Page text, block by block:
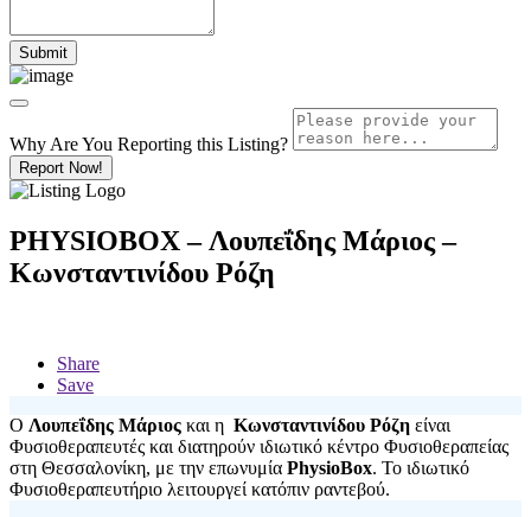
Why Are You Reporting this Listing?
Report Now!
PHYSIOBOX – Λουπεΐδης Μάριος –
Κωνσταντινίδου Ρόζη
Share
Save
Ο Λουπεΐδης Μάριος και η Κωνσταντινίδου Ρόζη είναι
Φυσιοθεραπευτές και διατηρούν ιδιωτικό κέντρο Φυσιοθεραπείας
στη Θεσσαλονίκη, με την επωνυμία PhysioBox. Το ιδιωτικό
Φυσιοθεραπευτήριο λειτουργεί κατόπιν ραντεβού.